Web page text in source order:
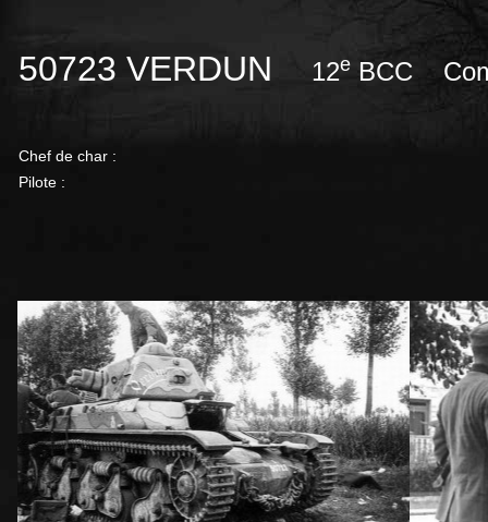
50723 VERDUN 12e BCC
Chef de char :
Pilote :